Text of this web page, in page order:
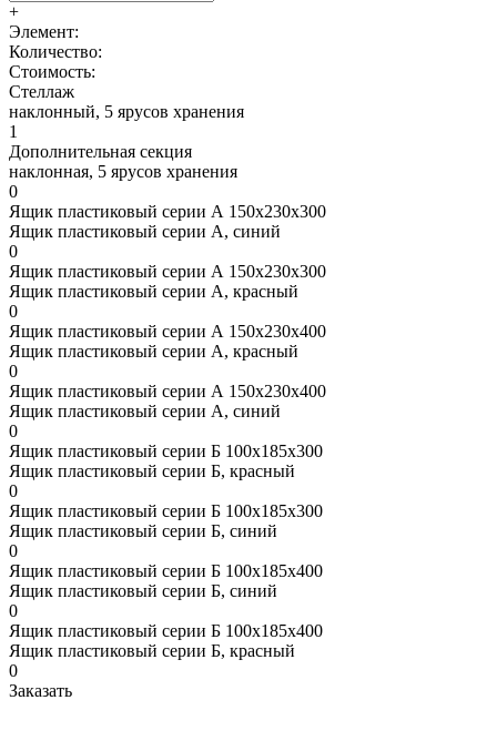
+
Элемент:
Количество:
Стоимость:
Стеллаж
наклонный, 5 ярусов хранения
1
Дополнительная секция
наклонная, 5 ярусов хранения
0
Ящик пластиковый серии А 150х230х300
Ящик пластиковый серии А, синий
0
Ящик пластиковый серии А 150х230х300
Ящик пластиковый серии А, красный
0
Ящик пластиковый серии А 150х230х400
Ящик пластиковый серии А, красный
0
Ящик пластиковый серии А 150х230х400
Ящик пластиковый серии А, синий
0
Ящик пластиковый серии Б 100х185х300
Ящик пластиковый серии Б, красный
0
Ящик пластиковый серии Б 100х185х300
Ящик пластиковый серии Б, синий
0
Ящик пластиковый серии Б 100х185х400
Ящик пластиковый серии Б, синий
0
Ящик пластиковый серии Б 100х185х400
Ящик пластиковый серии Б, красный
0
Заказать